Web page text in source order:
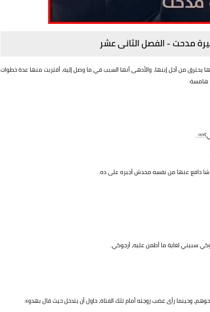
مدحت - الفصل الثانى عشر
يحترق من أجل إبنها، والأدهى أنها السبب في ما وصل إليه، أقتربت منها عدة خطوات
هامسة:
دافع عنها من نفسه محدش أجبره على ده.
سبيني لغاية ما أطمن عليه، أرجوكي.
وحينما رأى غضب زوجته أمام تلك الفتاة، حاول أن يتدخل حيث قال بهدوء: